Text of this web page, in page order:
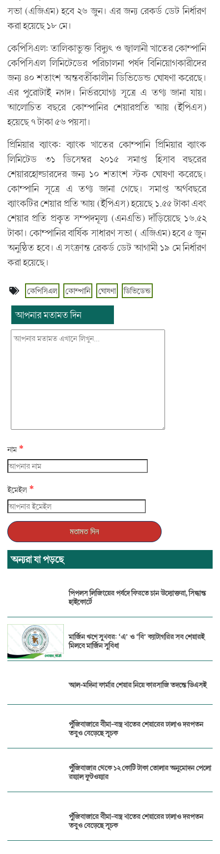
সভা (এজিএম) হবে ২৬ জুন। এর জন্য রেকর্ড ডেট নির্ধারণ
করা হয়েছে ১৮ মে।
কেপিসিএল: তালিকাভুক্ত বিদ্যুৎ ও জ্বালানী খাতের কোম্পানি
কেপিসিএল লিমিটেডের পরিচালনা পর্ষদ বিনিয়োগকারীদের
জন্য ৪০ শতাংশ অন্তবর্তীকালীন ডিভিডেন্ড ঘোষণা করেছে।
এর পুরোটাই নগদ। নির্ভরযোগ্য সূত্রে এ তথ্য জানা যায়।
আলোচিত বছরে কোম্পানির শেয়ারপ্রতি আয় (ইপিএস)
হয়েছে ৭ টাকা ৫৬ পয়সা।
প্রিমিয়ার ব্যাংক: ব্যাংক খাতের কোম্পানি প্রিমিয়ার ব্যাংক
লিমিটেড ৩১ ডিসেম্বর ২০১৫ সমাপ্ত হিসাব বছরের
শেয়ারহোল্ডারদের জন্য ১০ শতাংশ স্টক ঘোষণা করেছে।
কোম্পানি সূত্রে এ তথ্য জানা গেছে। সমাপ্ত অর্থবছরে
ব্যাংকটির শেয়ার প্রতি আয় (ইপিএস) হয়েছে ১.৫৫ টাকা এবং
শেয়ার প্রতি প্রকৃত সম্পদমূল্য (এনএভি) দাঁড়িয়েছে ১৬.৫২
টাকা। কোম্পানির বার্ষিক সাধারণ সভা ( এজিএম) হবে ৫ জুন
অনুষ্ঠিত হবে। এ সংক্রান্ত রেকর্ড ডেট আগামী ১৯ মে নির্ধারণ
করা হয়েছে।
কেপিসিএল কোম্পানি ঘোষণা ডিভিডেন্ড
আপনার মতামত দিন
নাম *
ইমেইল *
অন্যরা যা পড়ছে
পিপলস লিজিংয়ের পর্ষদে ফিরতে চান উদ্যোক্তরা, সিদ্ধান্ত
হাইকোর্টে
মার্জিন ঋণে সুখবর: ‘এ’ ও ‘বি’ ক্যাটাগরির সব শেয়ারই
মিলবে মার্জিন সুবিধা
আল-মদিনা ফার্মার শেয়ার নিয়ে কারসাজি তদন্তে ডিএসই
পুঁজিবাজারে বীমা-বস্ত্র খাতের শেয়ারের ঢালাও দরপতন
তবুও বেড়েছে সূচক
পুঁজিবাজার থেকে ১২ কোটি টাকা তোলার অনুমোদন পেলো
রয়্যাল ফুটওয়্যার
পুঁজিবাজারে বীমা-বস্ত্র খাতের শেয়ারের ঢালাও দরপতন
তবুও বেড়েছে সূচক